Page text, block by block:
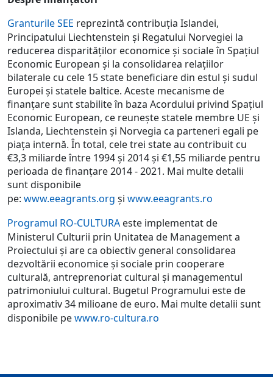
Granturile SEE reprezintă contribuția Islandei,
Principatului Liechtenstein și Regatului Norvegiei la
reducerea disparităților economice și sociale în Spațiul
Economic European și la consolidarea relațiilor
bilaterale cu cele 15 state beneficiare din estul și sudul
Europei și statele baltice. Aceste mecanisme de
finanțare sunt stabilite în baza Acordului privind Spațiul
Economic European, ce reunește statele membre UE și
Islanda, Liechtenstein și Norvegia ca parteneri egali pe
piața internă. În total, cele trei state au contribuit cu
€3,3 miliarde între 1994 și 2014 și €1,55 miliarde pentru
perioada de finanțare 2014 - 2021. Mai multe detalii
sunt disponibile
pe: www.eeagrants.org și www.eeagrants.ro
Programul RO-CULTURA este implementat de
Ministerul Culturii prin Unitatea de Management a
Proiectului și are ca obiectiv general consolidarea
dezvoltării economice și sociale prin cooperare
culturală, antreprenoriat cultural și managementul
patrimoniului cultural. Bugetul Programului este de
aproximativ 34 milioane de euro. Mai multe detalii sunt
disponibile pewww.ro-cultura.ro